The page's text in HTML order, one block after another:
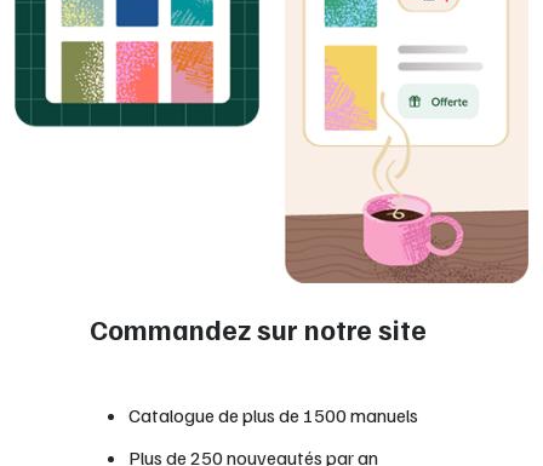
Commandez sur notre site
Catalogue de plus de 1500 manuels
Plus de 250 nouveautés par an